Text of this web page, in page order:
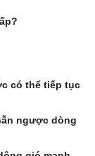
có thể tiếp tục
ngược dòng